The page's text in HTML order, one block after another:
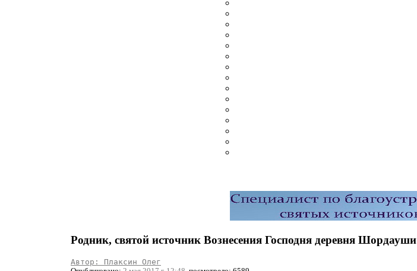
Родник, святой источник Вознесения Господня деревня Шордауши
Автор: Плаксин Олег